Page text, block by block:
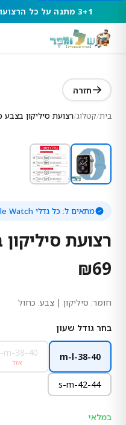
3+1 מתנה על כל הרצועות והאביזרים לשעונים חכמים
חזרה
בית/קטלוג/רצועת סיליקון בצבע
מתאים ל: כל גדלי Apple Watch
רצועת
₪69
חומר: סיליקון | צבע: כחול
בחר גודל שעון
m-l-38-40
m-38-40
אזל
s-m-42-44
במלאי